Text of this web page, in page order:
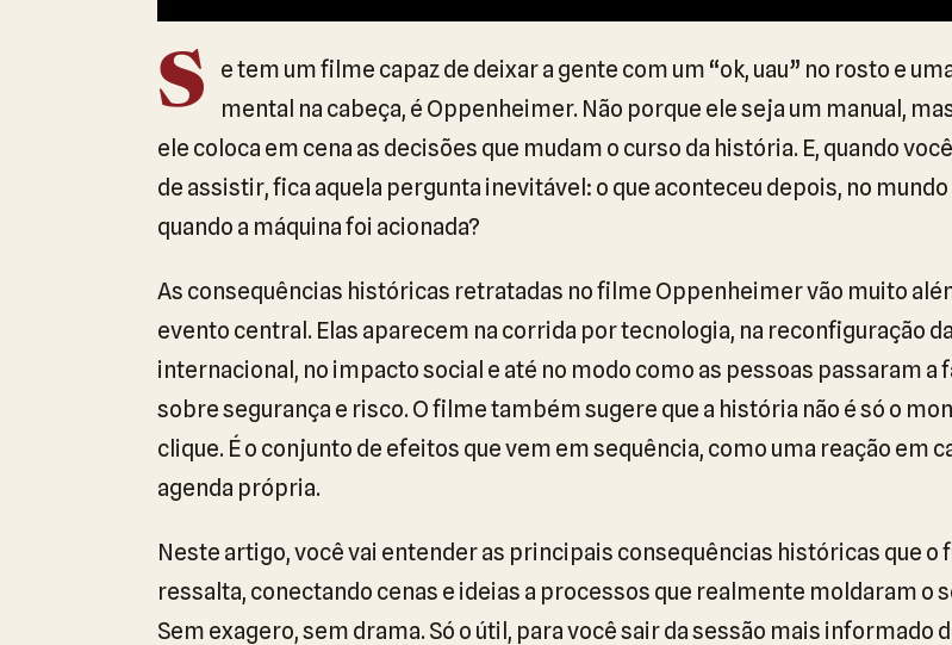
S
e tem um filme capaz de deixar a gente com um “ok, uau” no rosto e
mental na cabeça, é Oppenheimer. Não porque ele seja um manual,
ele coloca em cena as decisões que mudam o curso da história. E, quando
de assistir, fica aquela pergunta inevitável: o que aconteceu depois, no mundo
quando a máquina foi acionada?
As consequências históricas retratadas no filme Oppenheimer vão muito
evento central. Elas aparecem na corrida por tecnologia, na reconfiguração
internacional, no impacto social e até no modo como as pessoas passaram a
sobre segurança e risco. O filme também sugere que a história não é só o
clique. É o conjunto de efeitos que vem em sequência, como uma reação em
agenda própria.
Neste artigo, você vai entender as principais consequências históricas que o
ressalta, conectando cenas e ideias a processos que realmente moldaram o
Sem exagero, sem drama. Só o útil, para você sair da sessão mais informado